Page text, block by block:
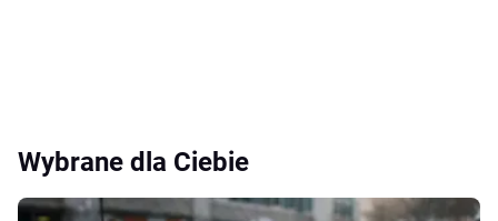
Wybrane dla Ciebie